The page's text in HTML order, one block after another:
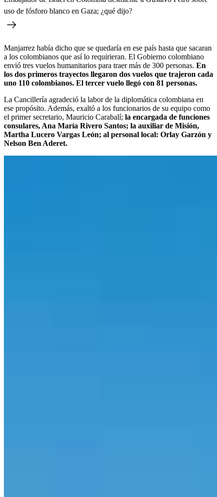
uso de fósforo blanco en Gaza; ¿qué dijo?
Manjarrez había dicho que se quedaría en ese país hasta que sacaran
a los colombianos que así lo requirieran. El Gobierno colombiano
envió tres vuelos humanitarios para traer más de 300 personas. En
los dos primeros trayectos llegaron dos vuelos que trajeron cada
uno 110 colombianos. El tercer vuelo llegó con 81 personas.
La Cancillería agradeció la labor de la diplomática colombiana en
ese propósito. Además, exaltó a los funcionarios de su equipo como
el primer secretario, Mauricio Carabalí; la encargada de funciones
consulares, Ana María Rivero Santos; la auxiliar de Misión,
Martha Lucero Vargas León; al personal local: Orlay Garzón y
Nelson Ben Aderet.